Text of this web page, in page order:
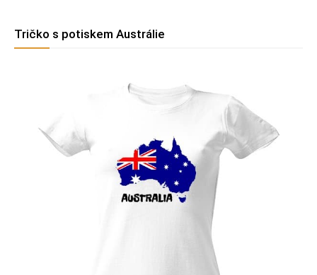
Tričko s potiskem Austrálie